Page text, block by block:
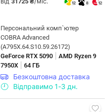
12 8 12
Персональний комп`ютер
COBRA Advanced
(A795X.64.S10.59.26172)
GeForce RTX 5090
AMD Ryzen 9
7950X
64 ГБ
Безкоштовна доставка
Відправимо 1-3 дн.